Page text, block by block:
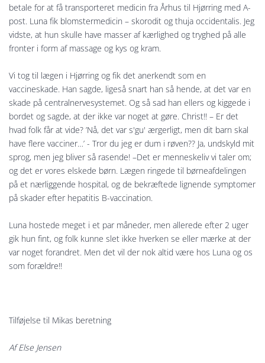
betale for at få transporteret medicin fra Århus til Hjørring med A-
post. Luna fik blomstermedicin – skorodit og thuja occidentalis. Jeg
vidste, at hun skulle have masser af kærlighed og tryghed på alle
fronter i form af massage og kys og kram.
Vi tog til lægen i Hjørring og fik det anerkendt som en
vaccineskade. Han sagde, ligeså snart han så hende, at det var en
skade på centralnervesystemet. Og så sad han ellers og kiggede i
bordet og sagde, at der ikke var noget at gøre. Christ!! – Er det
hvad folk får at vide? ’Nå, det var s'gu' ærgerligt, men dit barn skal
have flere vacciner…’ - Tror du jeg er dum i røven?? Ja, undskyld mit
sprog, men jeg bliver så rasende! –Det er menneskeliv vi taler om;
og det er vores elskede børn. Lægen ringede til børneafdelingen
på et nærliggende hospital, og de bekræftede lignende symptomer
på skader efter hepatitis B-vaccination.
Luna hostede meget i et par måneder, men allerede efter 2 uger
gik hun fint, og folk kunne slet ikke hverken se eller mærke at der
var noget forandret. Men det vil der nok altid være hos Luna og os
som forældre!!
Tilføjelse til Mikas beretning
Af Else Jensen